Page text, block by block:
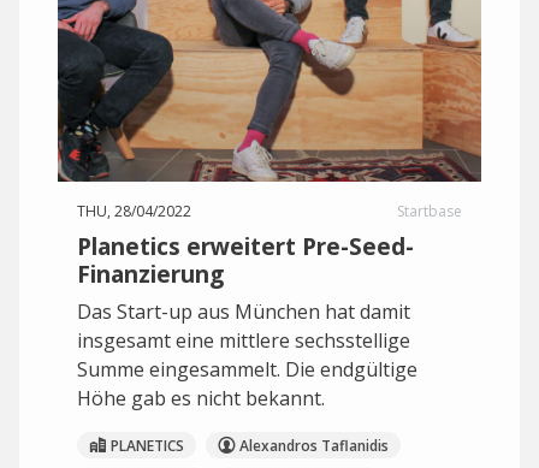
THU, 28/04/2022 Startbase
Planetics erweitert Pre-Seed-
Finanzierung
Das Start-up aus München hat damit
insgesamt eine mittlere sechsstellige
Summe eingesammelt. Die endgültige
Höhe gab es nicht bekannt.
PLANETICS
Alexandros Taflanidis